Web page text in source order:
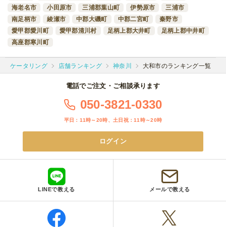
海老名市
小田原市 三浦郡葉山町 伊勢原市
三浦市
南足柄市
綾瀬市 中郡大磯町 中郡二宮町
秦野市
愛甲郡愛川町
愛甲郡清川村 足柄上郡大井町
足柄上郡中井町
高座郡寒川町
ケータリング 店舗ランキング 神奈川 大和市のランキング一覧
電話でご注文・ご相談承ります
050-3821-0330
平日：11時～20時、土日祝：11時～20時
ログイン
LINEで教える メールで教える